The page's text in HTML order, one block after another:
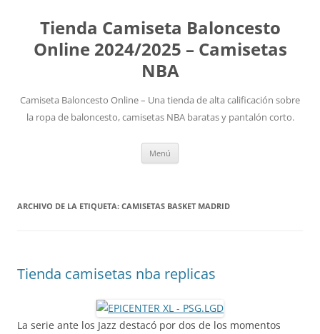
Tienda Camiseta Baloncesto
Online 2024/2025 – Camisetas
NBA
Camiseta Baloncesto Online – Una tienda de alta calificación sobre
la ropa de baloncesto, camisetas NBA baratas y pantalón corto.
Menú
ARCHIVO DE LA ETIQUETA: CAMISETAS BASKET MADRID
Tienda camisetas nba replicas
La serie ante los Jazz destacó por dos de los momentos